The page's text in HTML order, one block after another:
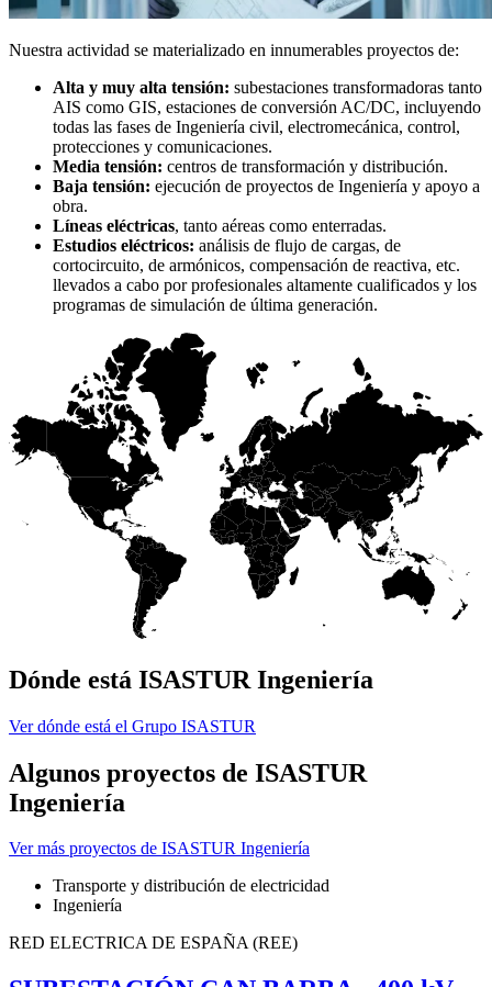
Nuestra actividad se materializado en innumerables proyectos de:
Alta y muy alta tensión: subestaciones transformadoras tanto
AIS como GIS, estaciones de conversión AC/DC, incluyendo
todas las fases de Ingeniería civil, electromecánica, control,
protecciones y comunicaciones.
Media tensión: centros de transformación y distribución.
Baja tensión: ejecución de proyectos de Ingeniería y apoyo a
obra.
Líneas eléctricas, tanto aéreas como enterradas.
Estudios eléctricos: análisis de flujo de cargas, de
cortocircuito, de armónicos, compensación de reactiva, etc.
llevados a cabo por profesionales altamente cualificados y los
programas de simulación de última generación.
Dónde está ISASTUR Ingeniería
Ver dónde está el Grupo ISASTUR
Algunos proyectos de ISASTUR
Ingeniería
Ver más proyectos de ISASTUR Ingeniería
Transporte y distribución de electricidad
Ingeniería
RED ELECTRICA DE ESPAÑA (REE)